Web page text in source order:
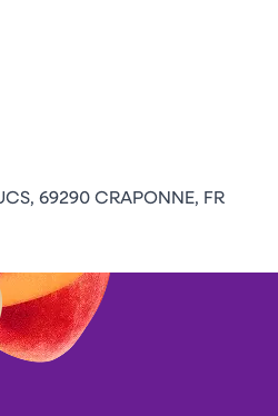
69290 CRAPONNE, FR